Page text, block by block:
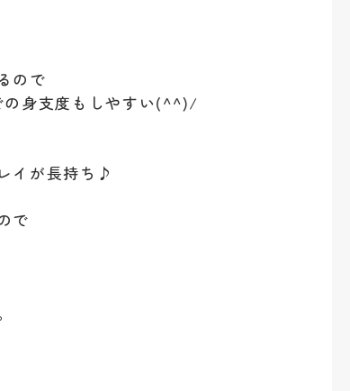
ので
の身支度もしやすい(^^)/
イが長持ち♪
で